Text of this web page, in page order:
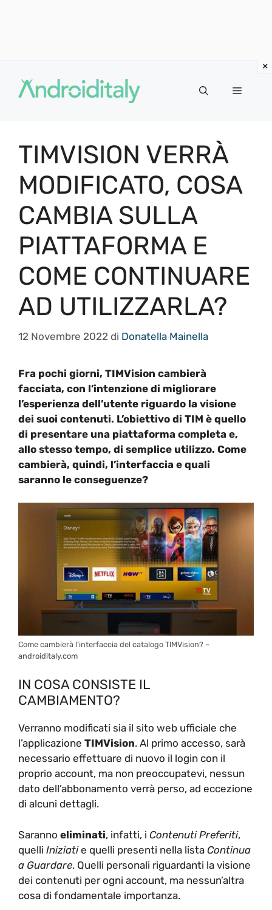
contenuto
MENU
TIMVISION VERRÀ
MODIFICATO, COSA
CAMBIA SULLA
PIATTAFORMA E
COME CONTINUARE
AD UTILIZZARLA?
12 Novembre 2022 di Donatella Mainella
Fra pochi giorni, TIMVision cambierà
facciata, con l’intenzione di migliorare
l’esperienza dell’utente riguardo la visione
dei suoi contenuti. L’obiettivo di TIM è quello
di presentare una piattaforma completa e,
allo stesso tempo, di semplice utilizzo. Come
cambierà, quindi, l’interfaccia e quali
saranno le conseguenze?
Come cambierà l’interfaccia del catalogo TIMVision? –
androiditaly.com
IN COSA CONSISTE IL
CAMBIAMENTO?
Verranno modificati sia il sito web ufficiale che
l’applicazione TIMVision. Al primo accesso, sarà
necessario effettuare di nuovo il login con il
proprio account, ma non preoccupatevi, nessun
dato dell’abbonamento verrà perso, ad eccezione
di alcuni dettagli.
Saranno eliminati, infatti, i Contenuti Preferiti,
quelli Iniziatie quelli presenti nella lista Continua
a Guardare. Quelli personali riguardanti la visione
dei contenuti per ogni account, ma nessun’altra
cosa di fondamentale importanza.